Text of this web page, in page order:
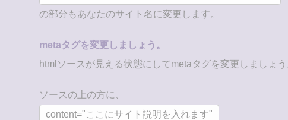
の部分もあなたのサイト名に変更します。
metaタグを変更しましょう。
htmlソースが見える状態にしてmetaタグを変更しましょう
ソースの上の方に、
content="ここにサイト説明を入れます"